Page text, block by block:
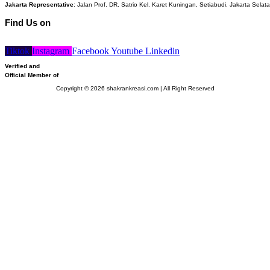
Jakarta Representative: Jalan Prof. DR. Satrio Kel. Karet Kuningan, Setiabudi, Jakarta
Find Us on
Tiktok Instagram FacebookYoutube Linkedin
Verified and
Official Member of
Copyright © 2026 shakrankreasi.com | All Right Reserved